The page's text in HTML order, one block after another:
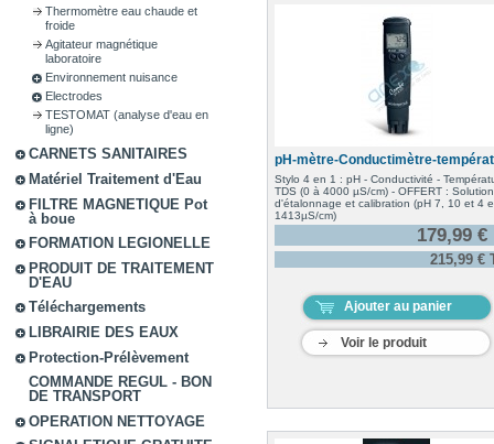
Thermomètre eau chaude et
froide
Agitateur magnétique
laboratoire
Environnement nuisance
Electrodes
TESTOMAT (analyse d'eau en
ligne)
CARNETS SANITAIRES
Matériel Traitement d'Eau
FILTRE MAGNETIQUE Pot
à boue
FORMATION LEGIONELLE
PRODUIT DE TRAITEMENT
D'EAU
Téléchargements
LIBRAIRIE DES EAUX
Protection-Prélèvement
COMMANDE REGUL - BON
DE TRANSPORT
OPERATION NETTOYAGE
pH-mètre-Conductimètre-
Stylo 4 en 1 : pH - Conductivité -
TDS (0 à 4000 µS/cm) - OFFERT : Solution
d'étalonnage et calibration (pH 7, 10 et 4
1413µS/cm)
179,99 €
215,99 €
Ajouter au panier
Voir le produit